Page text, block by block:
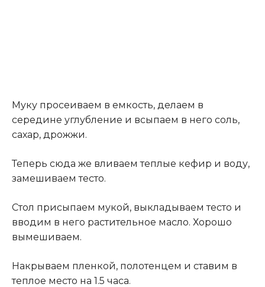
Муку просеиваем в емкость, делаем в
середине углубление и всыпаем в него соль,
сахар, дрожжи.
Теперь сюда же вливаем теплые кефир и воду,
замешиваем тесто.
Стол присыпаем мукой, выкладываем тесто и
вводим в него растительное масло. Хорошо
вымешиваем.
Накрываем пленкой, полотенцем и ставим в
теплое место на 1.5 часа.